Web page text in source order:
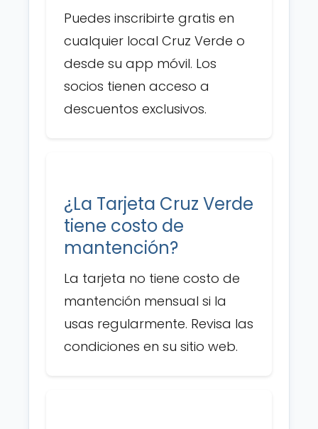
Puedes inscribirte gratis en
cualquier local Cruz Verde o
desde su app móvil. Los
socios tienen acceso a
descuentos exclusivos.
¿La Tarjeta Cruz Verde
tiene costo de
mantención?
La tarjeta no tiene costo de
mantención mensual si la
usas regularmente. Revisa las
condiciones en su sitio web.